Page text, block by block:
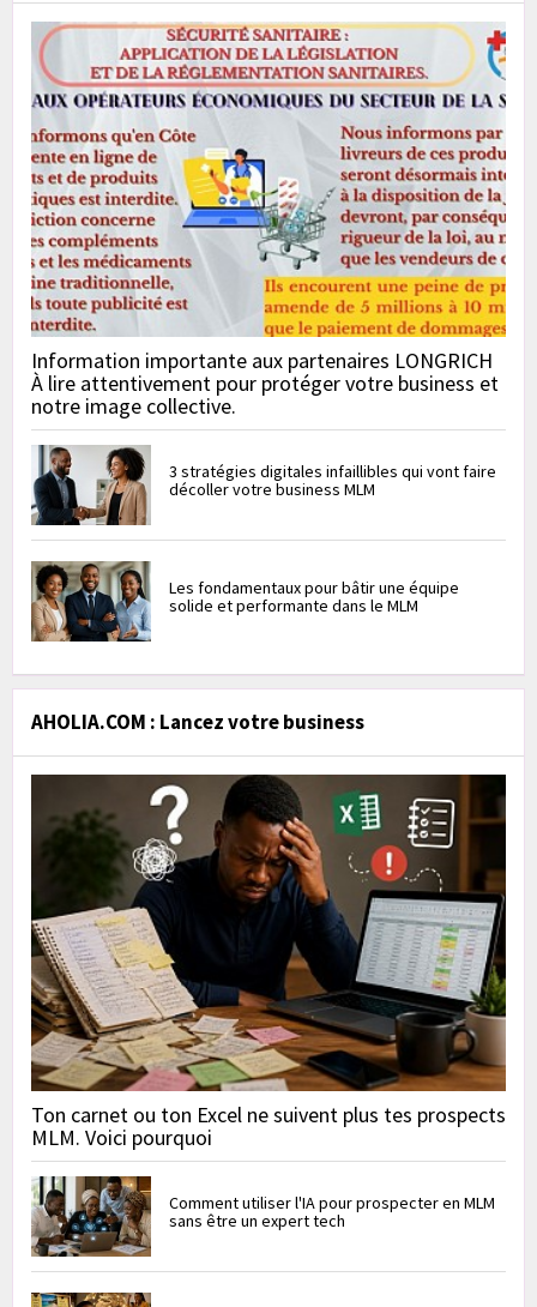
Information importante aux partenaires LONGRICH
À lire attentivement pour protéger votre business et
notre image collective.
3 stratégies digitales infaillibles qui vont faire
décoller votre business MLM
Les fondamentaux pour bâtir une équipe
solide et performante dans le MLM
AHOLIA.COM : Lancez votre business
Ton carnet ou ton Excel ne suivent plus tes prospects
MLM. Voici pourquoi
Comment utiliser l'IA pour prospecter en MLM
sans être un expert tech